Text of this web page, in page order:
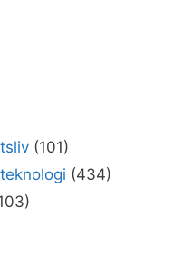
(101)
(434)